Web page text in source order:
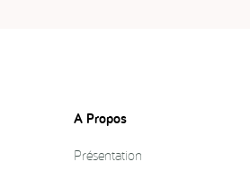
A Propos
Présentation